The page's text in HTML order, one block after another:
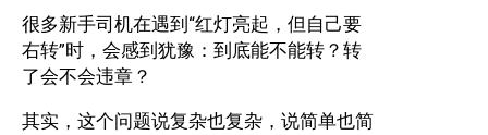
很多新手司机在遇到“红灯亮起，但自己要
右转”时，会感到犹豫：到底能不能转？转
了会不会违章？
其实，这个问题说复杂也复杂，说简单也简